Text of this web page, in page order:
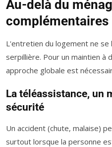
Au-delà du
L'entretien du logement ne se
serpillière. Pour un maintien à
approche globale est
La téléassistance, un
sécurité
Un accident (chute, malaise)
surtout lorsque la personne